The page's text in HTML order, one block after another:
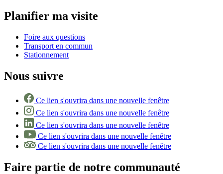
Planifier ma visite
Foire aux questions
Transport en commun
Stationnement
Nous suivre
Ce lien s'ouvrira dans une nouvelle fenêtre
Ce lien s'ouvrira dans une nouvelle fenêtre
Ce lien s'ouvrira dans une nouvelle fenêtre
Ce lien s'ouvrira dans une nouvelle fenêtre
Ce lien s'ouvrira dans une nouvelle fenêtre
Faire partie de notre communauté